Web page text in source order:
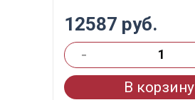
12587 руб.
-
В корзину